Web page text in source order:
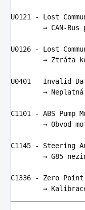
U0121 - Lost
        →
CAN-Bus
U0126 - Lost
        →
Ztráta
U0401 - Invalid
        →
Neplatná
C1101 - ABS Pump
        →
Obvod
C1145 - Steering
        →
G85
C1336 - Zero Point
        →